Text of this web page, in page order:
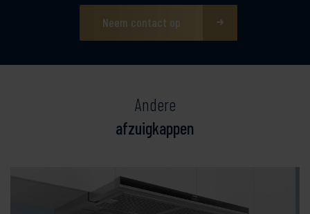
Neem contact op
Andere
afzuigkappen